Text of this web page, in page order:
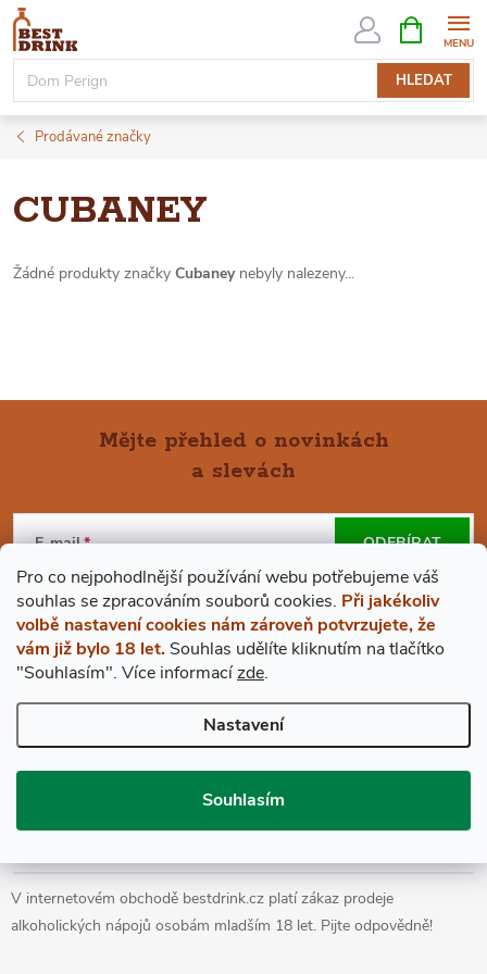
Pro co nejpohodlnější používání webu potřebujeme váš
souhlas se zpracováním souborů cookies. Při jakékoliv
volbě nastavení cookies nám zároveň potvrzujete, že
vám již bylo 18 let. Souhlas udělíte kliknutím na tlačítko
"Souhlasím". Více informacízde.
Nastavení
Souhlasím
Přejít
obsah
HLEDAT
NÁKUPNÍ
KOŠÍK
Prodávané značky
CUBANEY
Žádné produkty značky Cubaneynebyly nalezeny...
Á
P
A
T
Mějte přehled o novinkách
a slevách
E-mail
Vložením e-mailu souhlasíte spodmínkami ochrany osobních údajů
ODEBÍRAT
VŠE O NÁKUPU